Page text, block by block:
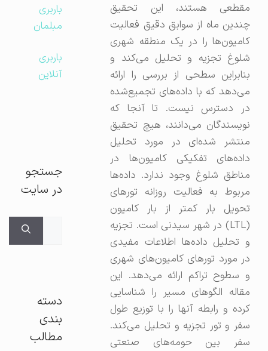
مقطعی هستند، این تحقیق
چندین ماه از سوابق دقیق فعالیت
کامیون‌ها را در یک منطقه شهری
شلوغ تجزیه و تحلیل می‌کند و
بنابراین سطحی از بررسی را ارائه
می‌دهد که با داده‌های تجمیع‌شده
در دسترس نیست. تا آنجا که
نویسندگان می‌دانند، هیچ تحقیق
منتشر شده‌ای در مورد تحلیل
داده‌های تفکیکی کامیون‌ها در
مناطق شلوغ وجود ندارد. داده‌ها
مربوط به فعالیت روزانه تورهای
تحویل بار کمتر از بار کامیون
(LTL) در شهر سیدنی است. تجزیه
و تحلیل داده‌ها اطلاعات مفیدی
در مورد تورهای کامیون‌های شهری
و سطوح تراکم ارائه می‌دهد. این
مقاله الگوهای مسیر را شناسایی
کرده و رابطه آنها را با توزیع طول
سفر و تور تجزیه و تحلیل می‌کند.
سفر بین حومه‌های صنعتی
باربری
مبلمان
باربری
آنلاین
جستجو
در سایت
دسته
بندی
مطالب